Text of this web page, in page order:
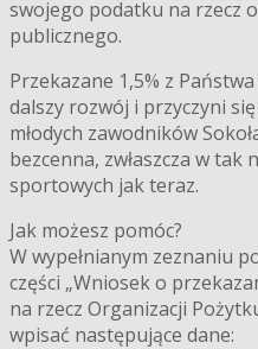
swojego podatku na rzecz
publicznego.
Przekazane 1,5% z
dalszy rozwój i przyczyni
młodych zawodników
bezcenna, zwłaszcza w tak
sportowych jak teraz.
Jak możesz pomóc?
W wypełnianym zeznaniu
części „Wniosek o
na rzecz Organizacji
wpisać następujące dane: